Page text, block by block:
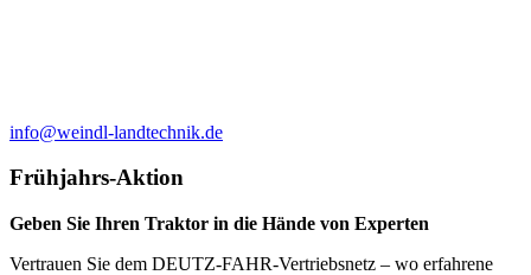
info@weindl-landtechnik.de
Frühjahrs-Aktion
Geben Sie Ihren Traktor in die Hände von Experten
Vertrauen Sie dem DEUTZ-FAHR-Vertriebsnetz – wo erfahrene